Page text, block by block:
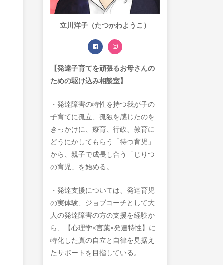
立川洋子（たつかわようこ）
【発達子育てを頑張るお母さんの
ための駆け込み相談室】
・発達障害の特性を持つ我が子の
子育てに孤立、孤独を感じたのを
きっかけに、療育、行政、教育に
どうにかしてもらう「待つ育児」
から、親子で成長し合う「じりつ
の育児」を始める。
・発達支援については、発達育児
の実体験、ジョブコーチとして大
人の発達障害の方の支援を経験か
ら、【心理学×言葉×発達特性】に
特化した真の自立と自律を見据え
たサポートを目指している。